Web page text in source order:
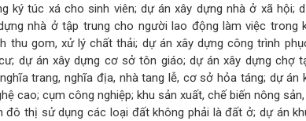
ký túc xá cho sinh viên; dự án xây dựng nhà ở xã hội;
nhà ở tập trung cho người lao động làm việc trong
thu gom, xử lý chất thải; dự án xây dựng công trình
dự án xây dựng cơ sở tôn giáo; dự án xây dựng chợ
trang, nghĩa địa, nhà tang lễ, cơ sở hỏa táng; dự án
cao; cụm công nghiệp; khu sản xuất, chế biến nông
đô thị sử dụng các loại đất không phải là đất ở; dự án